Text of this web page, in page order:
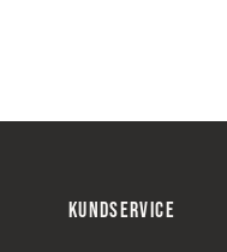
KUNDSERVICE